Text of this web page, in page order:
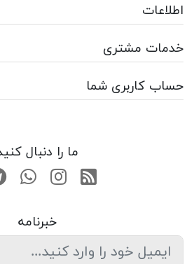
اطلاعات
خدمات مشتری
حساب کاربری شما
ما را دنبال
RSS صفحه
خبرنامه